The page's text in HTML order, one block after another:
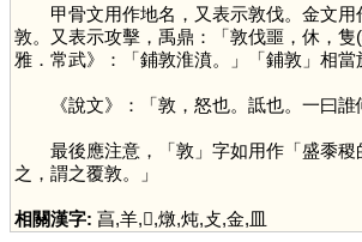
甲骨文用作地名，又表示敦伐。金文用
敦。又表示攻擊，禹鼎：「敦伐噩，休，
雅．常武》：「鋪敦淮濆。」「鋪敦」相當
《說文》：「敦，怒也。詆也。一曰誰何
最後應注意，「敦 」字如用作「盛黍
之，謂之覆敦。」
相關漢字: 亯,羊,𦎫,燉,炖,攴,金,皿